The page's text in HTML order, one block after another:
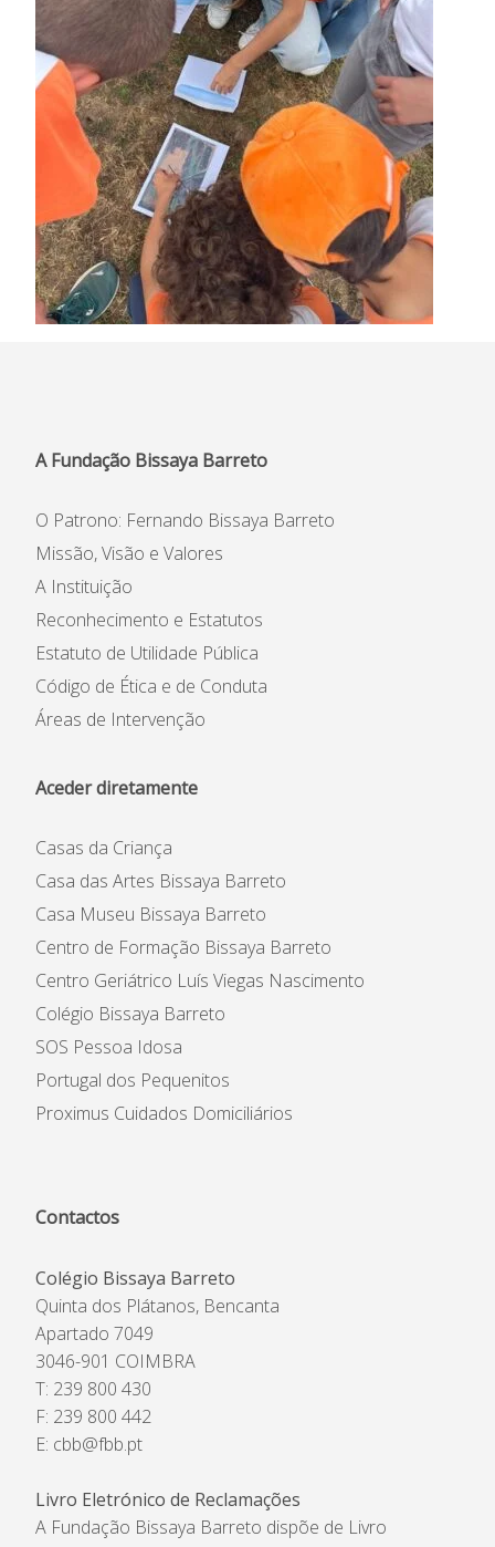
A Fundação Bissaya Barreto
O Patrono: Fernando Bissaya Barreto
Missão, Visão e Valores
A Instituição
Reconhecimento e Estatutos
Estatuto de Utilidade Pública
Código de Ética e de Conduta
Áreas de Intervenção
Aceder diretamente
Casas da Criança
Casa das Artes Bissaya Barreto
Casa Museu Bissaya Barreto
Centro de Formação Bissaya Barreto
Centro Geriátrico Luís Viegas Nascimento
Colégio Bissaya Barreto
SOS Pessoa Idosa
Portugal dos Pequenitos
Proximus Cuidados Domiciliários
Contactos
Colégio Bissaya Barreto
Quinta dos Plátanos, Bencanta
Apartado 7049
3046-901 COIMBRA
T: 239 800 430
F: 239 800 442
E: cbb@fbb.pt
Livro Eletrónico de Reclamações
A Fundação Bissaya Barreto dispõe de Livro